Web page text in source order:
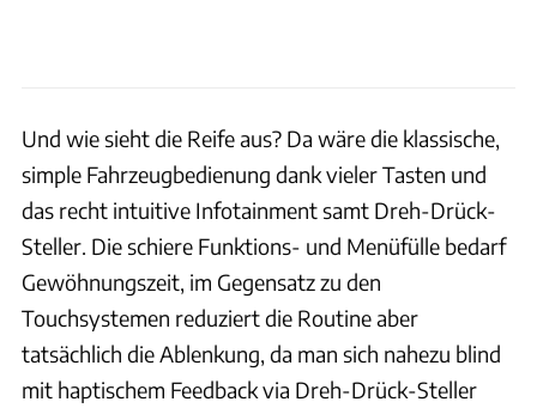
Und wie sieht die Reife aus? Da wäre die klassische,
simple Fahrzeugbedienung dank vieler Tasten und
das recht intuitive Infotainment samt Dreh-Drück-
Steller. Die schiere Funktions- und Menüfülle bedarf
Gewöhnungszeit, im Gegensatz zu den
Touchsystemen reduziert die Routine aber
tatsächlich die Ablenkung, da man sich nahezu blind
mit haptischem Feedback via Dreh-Drück-Steller